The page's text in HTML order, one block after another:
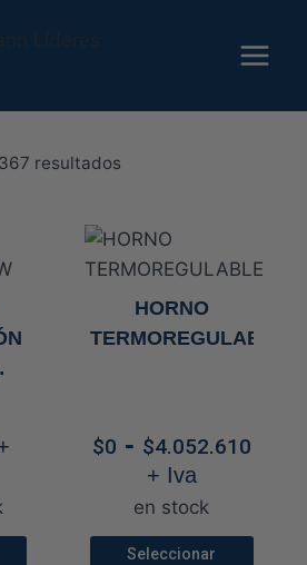
resultados
precio:
alto
bajo
HORNO
TERMOREGULABLE
$0 - $4.052.610
+ Iva
en stock
Seleccionar